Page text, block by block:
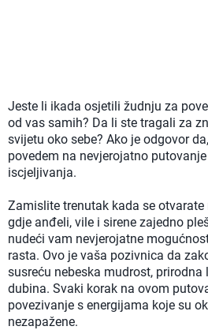
Jeste li ikada osjetili žudnju za
od vas samih? Da li ste tragali za
svijetu oko sebe? Ako je odgovor
povedem na nevjerojatno
iscjeljivanja.
Zamislite trenutak kada se
gdje anđeli, vile i sirene zajedno
nudeći vam nevjerojatne
rasta. Ovo je vaša pozivnica da
susreću nebeska mudrost,
dubina. Svaki korak na ovom
povezivanje s energijama koje su
nezapažene.